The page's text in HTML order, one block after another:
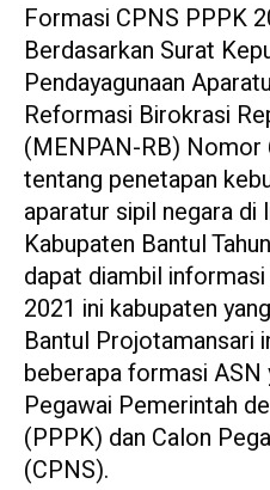
Formasi CPNS PPPK
Berdasarkan Surat
Pendayagunaan
Reformasi Birokrasi
(MENPAN-RB) Nomor
tentang penetapan
aparatur sipil negara di
Kabupaten Bantul
dapat diambil
2021 ini kabupaten
Bantul Projotamansari
beberapa formasi ASN
Pegawai Pemerintah
(PPPK) dan Calon
(CPNS).